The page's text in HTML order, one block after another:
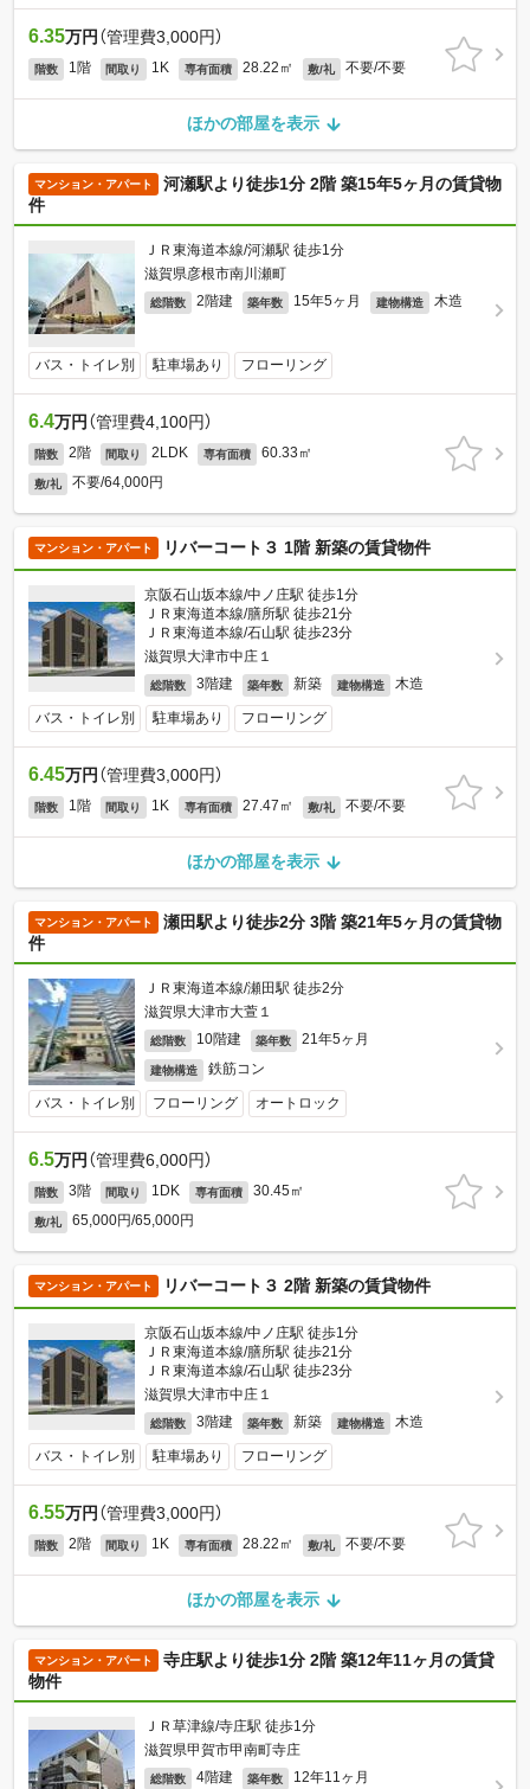
6.35万円 （管理費3,000円）
階数 1階 間取り 1K 専有面積 28.22㎡ 敷/礼 不要/不要
ほかの部屋を表示
マンション・アパート
河瀬駅より徒歩1分 2階 築15年5ヶ月の賃貸物
件
ＪＲ東海道本線/河瀬駅 徒歩1分
滋賀県彦根市南川瀬町
総階数 2階建 築年数 15年5ヶ月 建物構造 木造
バス・トイレ別 駐車場あり フローリング
6.4万円 （管理費4,100円）
階数 2階 間取り 2LDK 専有面積 60.33㎡
敷/礼 不要/64,000円
マンション・アパート リバーコート３ 1階 新築の賃貸物件
京阪石山坂本線/中ノ庄駅 徒歩1分
ＪＲ東海道本線/膳所駅 徒歩21分
ＪＲ東海道本線/石山駅 徒歩23分
滋賀県大津市中庄１
総階数 3階建 築年数 新築 建物構造 木造
バス・トイレ別 駐車場あり フローリング
6.45万円 （管理費3,000円）
階数 1階 間取り 1K 専有面積 27.47㎡ 敷/礼 不要/不要
ほかの部屋を表示
マンション・アパート
瀬田駅より徒歩2分 3階 築21年5ヶ月の賃貸物
件
ＪＲ東海道本線/瀬田駅 徒歩2分
滋賀県大津市大萱１
総階数 10階建 築年数 21年5ヶ月
建物構造 鉄筋コン
バス・トイレ別 フローリング オートロック
6.5万円 （管理費6,000円）
階数 3階 間取り 1DK 専有面積 30.45㎡
敷/礼 65,000円/65,000円
マンション・アパート リバーコート３ 2階 新築の賃貸物件
京阪石山坂本線/中ノ庄駅 徒歩1分
ＪＲ東海道本線/膳所駅 徒歩21分
ＪＲ東海道本線/石山駅 徒歩23分
滋賀県大津市中庄１
総階数 3階建 築年数 新築 建物構造 木造
バス・トイレ別 駐車場あり フローリング
6.55万円 （管理費3,000円）
階数 2階 間取り 1K 専有面積 28.22㎡ 敷/礼 不要/不要
ほかの部屋を表示
マンション・アパート
寺庄駅より徒歩1分 2階 築12年11ヶ月の賃貸
物件
ＪＲ草津線/寺庄駅 徒歩1分
滋賀県甲賀市甲南町寺庄
総階数 4階建 築年数 12年11ヶ月